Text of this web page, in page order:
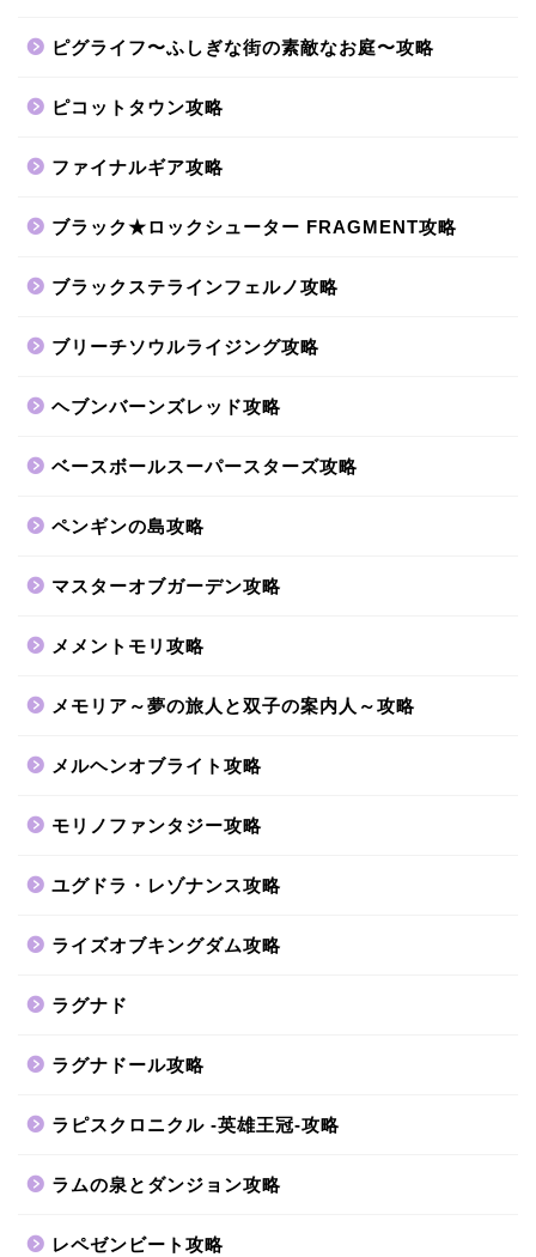
ピグライフ〜ふしぎな街の素敵なお庭〜攻略
ピコットタウン攻略
ファイナルギア攻略
ブラック★ロックシューター FRAGMENT攻略
ブラックステラインフェルノ攻略
ブリーチソウルライジング攻略
ヘブンバーンズレッド攻略
ベースボールスーパースターズ攻略
ペンギンの島攻略
マスターオブガーデン攻略
メメントモリ攻略
メモリア～夢の旅人と双子の案内人～攻略
メルヘンオブライト攻略
モリノファンタジー攻略
ユグドラ・レゾナンス攻略
ライズオブキングダム攻略
ラグナド
ラグナドール攻略
ラピスクロニクル -英雄王冠-攻略
ラムの泉とダンジョン攻略
レペゼンビート攻略